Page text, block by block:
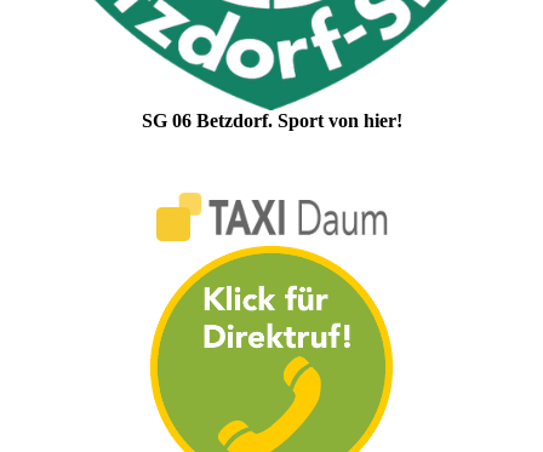
SG 06 Betzdorf. Sport von hier!